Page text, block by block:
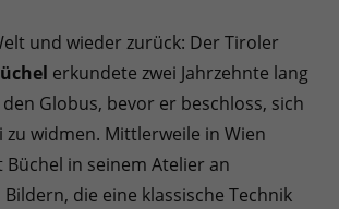
und wieder zurück: Der Tiroler
erkundete zwei Jahrzehnte lang
Globus, bevor er beschloss, sich
zu widmen. Mittlerweile in Wien
in seinem Atelier an
die eine klassische Technik